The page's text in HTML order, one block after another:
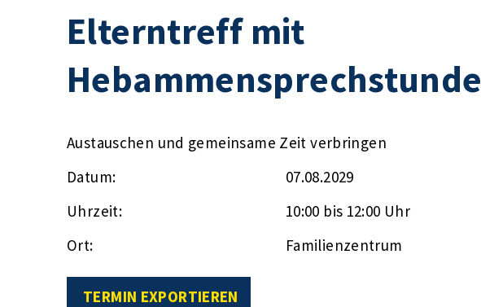
Elterntreff mit
Hebammensprechstunde
Austauschen und gemeinsame Zeit verbringen
Datum:
07.08.2029
Uhrzeit:
10:00 bis 12:00 Uhr
Ort:
Familienzentrum
TERMIN EXPORTIEREN